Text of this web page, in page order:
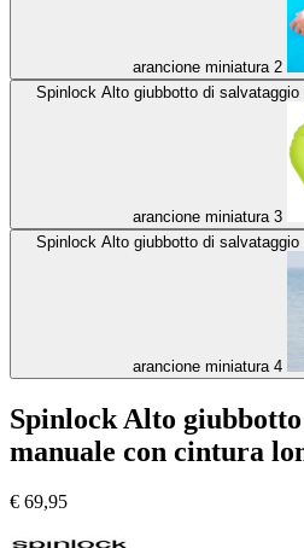
arancione miniatura 2
Spinlock Alto giubbotto di
arancione miniatura 3
Spinlock Alto giubbotto di
arancione miniatura 4
Spinlock Alto
manuale con cintura
€ 69,95